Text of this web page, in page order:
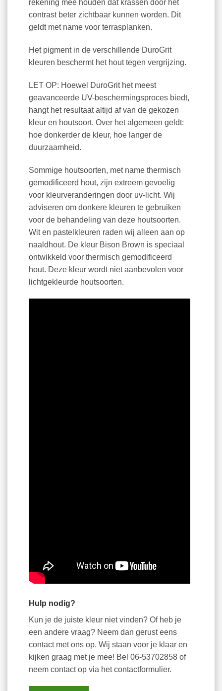
rekening mee houden dat krassen door het
contrast beter zichtbaar kunnen worden. Dit
geldt met name voor terrasplanken.
Het pigment in de verschillende DuroGrit
kleuren beschermt het hout tegen vergrijzing.
LET OP: Hoewel DuroGrit het meest
geavanceerde UV-beschermingsproces biedt,
hangt het resultaat altijd af van de gekozen
kleur en houtsoort. Over het algemeen geldt:
hoe donkerder de kleur, hoe langer de
duurzaamheid.
Sommige houtsoorten, met name thermisch
gemodificeerd hout, zijn extreem gevoelig
voor kleurveranderingen door uv-licht. Wij
adviseren om donkere kleuren te gebruiken
voor de behandeling van deze houtsoorten.
Wit en pastelkleuren raden wij alleen aan op
naaldhout. De kleur Bison Brown is speciaal
ontwikkeld voor thermisch gemodificeerd
hout. Deze kleur wordt niet aanbevolen voor
lichtgekleurde houtsoorten.
Hulp nodig?
Kun je de juiste kleur niet vinden? Of heb je
een andere vraag? Neem dan gerust eens
contact met ons op. Wij staan voor je klaar en
kijken graag met je mee! Bel 06-53702858 of
neem contact op via het contactformulier.